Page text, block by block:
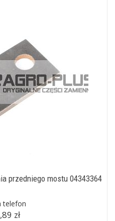
przedniego mostu 04343364
telefon
zł